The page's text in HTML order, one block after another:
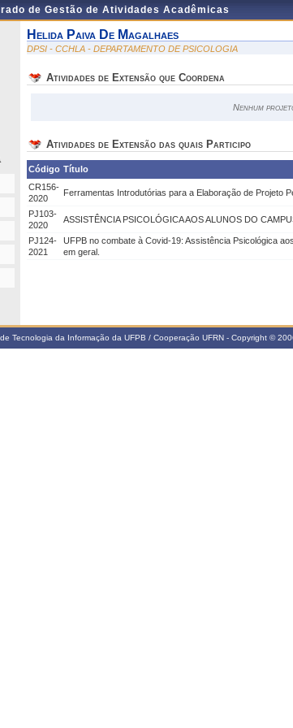
de Gestão de Atividades Acadêmicas
Helida Paiva De Magalhaes
DPSI - CCHLA - DEPARTAMENTO DE PSICOLOGIA
Atividades de Extensão que Coordena
Nenhum
Atividades de Extensão das quais Participo
Código Título
CR156-
2020
Ferramentas Introdutórias para a Elaboração de Projeto
PJ103-
2020
ASSISTÊNCIA PSICOLÓGICA AOS ALUNOS DO
PJ124-
2021
UFPB no combate à Covid-19: Assistência Psicológica
em geral.
Tecnologia da Informação da UFPB / Cooperação UFRN - Copyright ©